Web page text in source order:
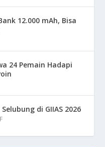
12.000 mAh, Bisa
24 Pemain Hadapi
di GIIAS 2026